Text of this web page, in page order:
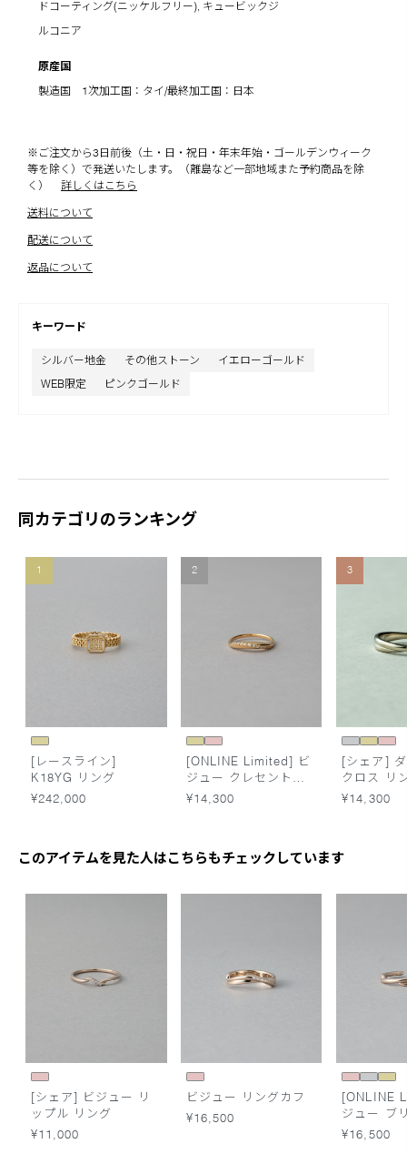
ドコーティング(ニッケルフリー), キュービックジ
ルコニア
原産国
製造国 1次加工国：タイ/最終加工国：日本
※ご注文から3日前後（土・日・祝日・年末年始・ゴールデンウィーク
等を除く）で発送いたします。（離島など一部地域また予約商品を除
く）
詳しくはこちら
送料について
配送について
返品について
キーワード
シルバー地金 その他ストーン
イエローゴールド
WEB限定
ピンクゴールド
同カテゴリのランキング
1
[レースライン]
K18YG リング
¥242,000
2
[ONLINE Limited] ビ
ジュー クレセントム
ーン リング
¥14,300
3
[シェア]
クロス リ
¥14,300
このアイテムを見た人はこちらもチェックしています
[シェア] ビジュー リ
ップル リング
¥11,000
ビジュー リングカフ
¥16,500
[ONLINE
ジュー ブ
ン リング
¥16,500